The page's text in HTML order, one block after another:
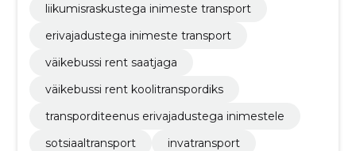
liikumisraskustega inimeste transport
erivajadustega inimeste transport
väikebussi rent saatjaga
väikebussi rent koolitranspordiks
transporditeenus erivajadustega inimestele
sotsiaaltransport
invatransport